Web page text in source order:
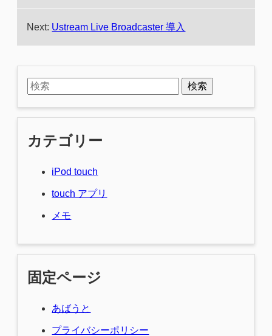
Next: Ustream Live Broadcaster 導入
検索
カテゴリー
iPod touch
touch アプリ
メモ
固定ページ
あばうと
プライバシーポリシー